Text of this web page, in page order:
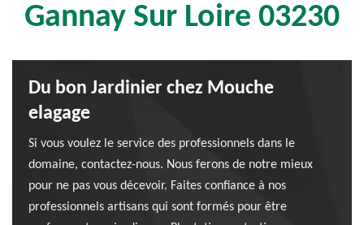
Gannay Sur Loire 03230
Du bon Jardinier chez Mouche
elagage
Si vous voulez le service des professionnels dans le
domaine, contactez-nous. Nous ferons de notre mieux
pour ne pas vous décevoir. Faites confiance à nos
professionnels artisans qui sont formés pour être